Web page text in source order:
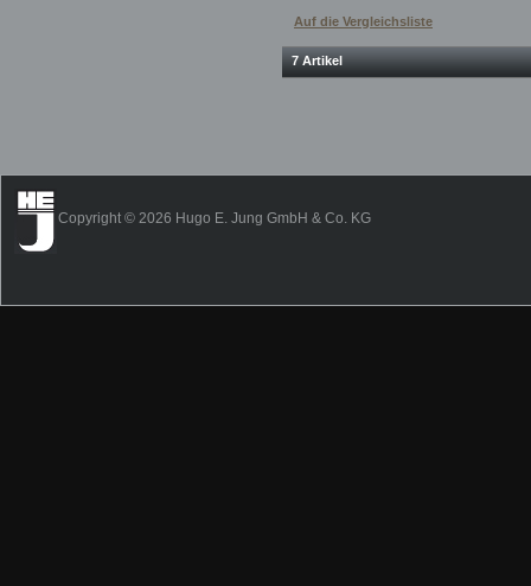
Auf die Vergleichsliste
7 Artikel
Copyright © 2026 Hugo E. Jung GmbH & Co. KG